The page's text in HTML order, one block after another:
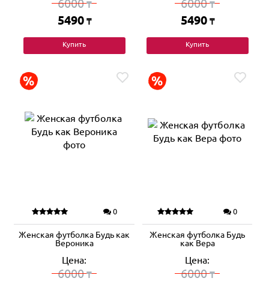
6000₸
5490 ₸
Купить
6000₸
5490 ₸
Купить
0
Женская футболка Будь как
Вероника
Цена:
6000₸
0
Женская футболка Будь
как Вера
Цена:
6000₸